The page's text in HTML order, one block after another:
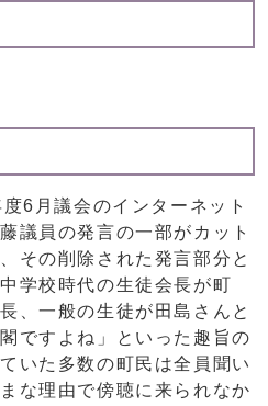
6月議会のインターネット
議員の発言の一部がカット
その削除された発言部分と
学校時代の生徒会長が町
、一般の生徒が田島さんと
ですよね」といった趣旨の
いた多数の町民は全員聞い
な理由で傍聴に来られなか